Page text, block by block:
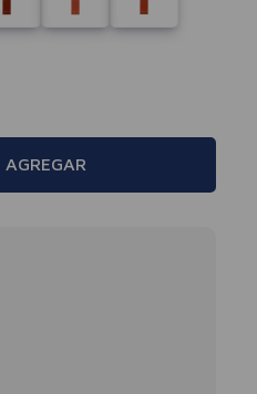
AGREGAR